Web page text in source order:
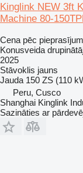
Kinglink NEW 3ft
Machine 80-
Cena pēc
Konusveida
2025
Stāvoklis jauns
Jauda 150 ZS (110
Peru, Cusco
Shanghai Kinglink
Sazināties ar